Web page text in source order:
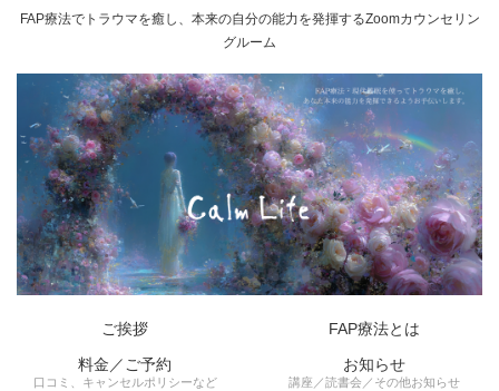
FAP療法でトラウマを癒し、本来の自分の能力を発揮するZoomカウンセリン
グルーム
ご挨拶
FAP療法とは
料金／ご予約
口コミ、キャンセルポリシーなど
お知らせ
講座／読書会／その他お知らせ